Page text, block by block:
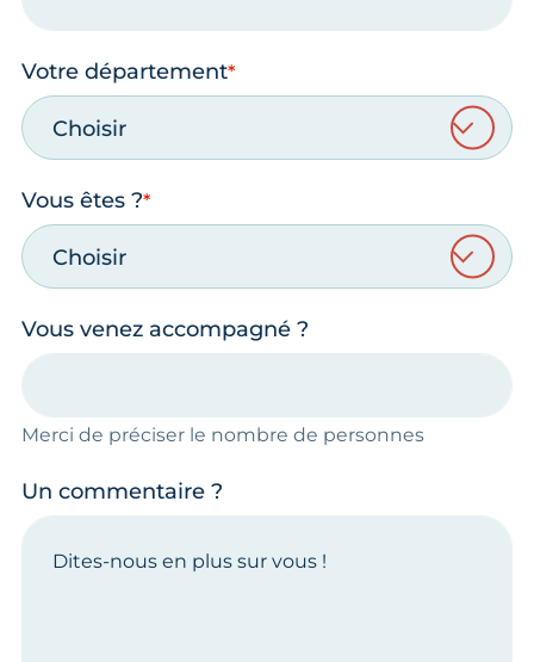
Votre département
Choisir
Vous êtes ?
Choisir
Vous venez accompagné ?
Merci de préciser le nombre de personnes
Un commentaire ?